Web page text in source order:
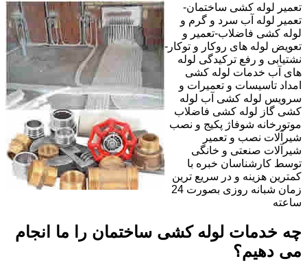
تعمیر لوله کشی ساختمان-
تعمیر لوله آب سرد و گرم و
لوله کشی فاضلاب-تعمیر و
تعویض لوله های روکار و توکار-
نشتیابی و رفع ترکیدگی لوله
های آب خدمات لوله کشی
امداد تاسیسات و تعمیرات و
سرویس لوله کشی آب لوله
کشی گاز لوله کشی فاضلاب
موتورخانه شوفاژ پکیج و نصب
شیرآلات نصب و تعمیر
شیرآلات صنعتی و خانگی
توسط کارشناسان خبره با
کمترین هزینه و در سریع ترین
زمان شبانه روزی بصورت 24
ساعته
چه خدمات لوله کشی ساختمان را ما انجام
می دهیم؟